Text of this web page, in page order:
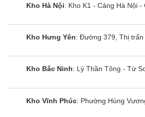
Kho Hà Nội: Kho K1 - Cảng Hà Nội -
Kho Hưng Yên: Đường 379, Thị trấn
Kho Bắc Ninh: Lý Thần Tông - Từ
Kho Vĩnh Phúc: Phường Hùng